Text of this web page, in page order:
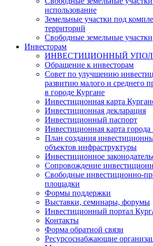
использование
Земельные участки под
территорий
Свободные земельные участки
Инвесторам
ИНВЕСТИЦИОННЫЙ
Обращение к инвесторам
Совет по улучшению
развитию малого и среднего
в городе Кургане
Инвестиционная карта
Инвестиционная декларация
Инвестиционный паспорт
Инвестиционная карта города
План создания
объектов инфраструктуры
Инвестиционное
Сопровождение
Свободные инвестиционно-
площадки
Формы поддержки
Выставки, семинары, форумы
Инвестиционный портал
Контакты
Форма обратной связи
Ресурсоснабжающие